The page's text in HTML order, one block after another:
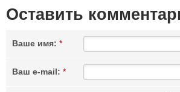
Оставить
Ваше имя: *
Ваш e-mail: *